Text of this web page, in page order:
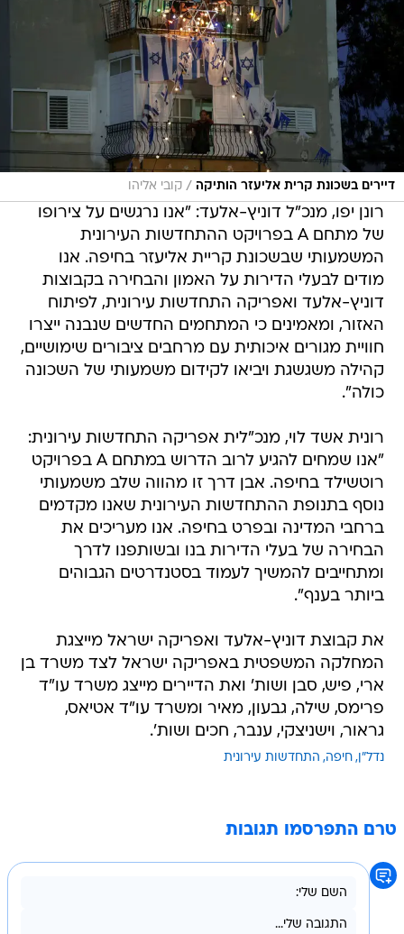
דיירים בשכונת קרית אליעזר הותיקה / קובי אליהו
רונן יפו, מנכ"ל דוניץ-אלעד: "אנו נרגשים על צירופו
של מתחם A בפרויקט ההתחדשות העירונית
המשמעותי שבשכונת קריית אליעזר בחיפה. אנו
מודים לבעלי הדירות על האמון והבחירה בקבוצות
דוניץ-אלעד ואפריקה התחדשות עירונית, לפיתוח
האזור, ומאמינים כי המתחמים החדשים שנבנה ייצרו
חוויית מגורים איכותית עם מרחבים ציבורים שימושיים,
קהילה משגשגת ויביאו לקידום משמעותי של השכונה
כולה".
רונית אשד לוי, מנכ"לית אפריקה התחדשות עירונית:
"אנו שמחים להגיע לרוב הדרוש במתחם A בפרויקט
רוטשילד בחיפה. אבן דרך זו מהווה שלב משמעותי
נוסף בתנופת ההתחדשות העירונית שאנו מקדמים
ברחבי המדינה ובפרט בחיפה. אנו מעריכים את
הבחירה של בעלי הדירות בנו ובשותפנו לדרך
ומתחייבים להמשיך לעמוד בסטנדרטים הגבוהים
ביותר בענף".
את קבוצת דוניץ-אלעד ואפריקה ישראל מייצגת
המחלקה המשפטית באפריקה ישראל לצד משרד בן
ארי, פיש, סבן ושות' ואת הדיירים מייצג משרד עו"ד
פרימס, שילה, גבעון, מאיר ומשרד עו"ד אטיאס,
גראור, וישניצקי, ענבר, חכים ושות'.
נדל"ן חיפה התחדשות עירונית
טרם התפרסמו תגובות